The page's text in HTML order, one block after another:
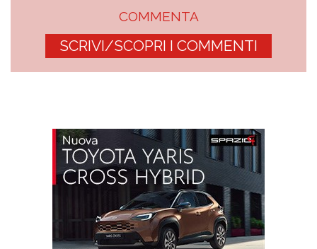
COMMENTA
SCRIVI/SCOPRI I COMMENTI